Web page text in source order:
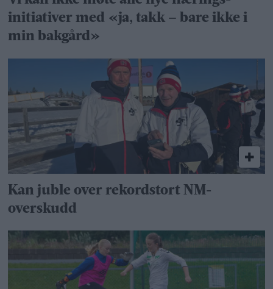
initiativer med «ja, takk – bare ikke i
min bakgård»
Kan juble over rekordstort NM-
overskudd